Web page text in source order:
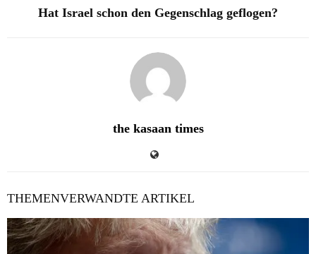
Hat Israel schon den Gegenschlag geflogen?
the kasaan times
THEMENVERWANDTE ARTIKEL